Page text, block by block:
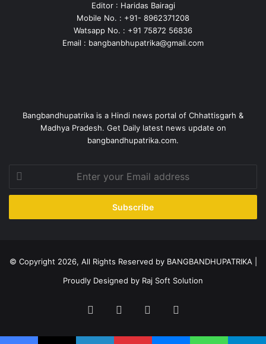
Editor : Haridas Bairagi
Mobile No. : +91- 8962371208
Watsapp No. : +91 75872 56836
Email : bangbanbhupatrika@gmail.com
Bangbandhupatrika is a Hindi news portal of Chhattisgarh &
Madhya Pradesh. Get Daily latest news update on
bangbandhupatrika.com.
your
Email
© Copyright 2026, All Rights Reserved by BANGBANDHUPATRIKA |
Proudly Designed by Raj Soft Solution
Facebook YouTube